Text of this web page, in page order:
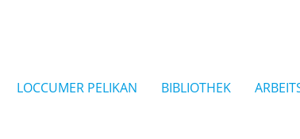
LOCCUMER PELIKAN BIBLIOTHEK